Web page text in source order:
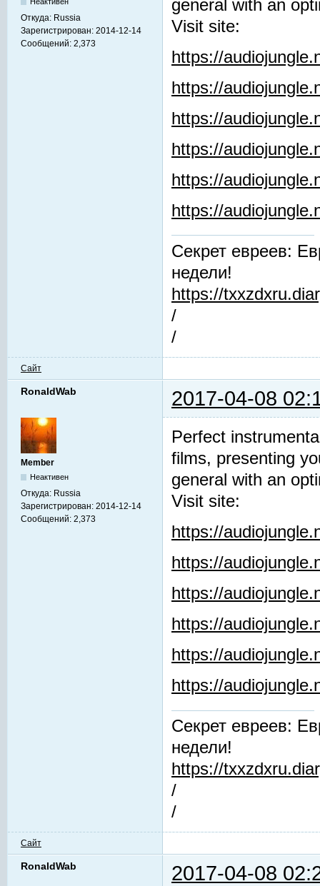
Откуда: Russia
Зарегистрирован: 2014-12-14
Сообщений: 2,373
general with an
Visit site:
https://
https://
https://
https://
https://
https://
Секрет евреев:
недели!
https://
/
/
Сайт
RonaldWab 2017-04-08
Member
Неактивен
Откуда: Russia
Зарегистрирован: 2014-12-14
Сообщений: 2,373
Perfect
films, presenting
general with an
Visit site:
https://
https://
https://
https://
https://
https://
Секрет евреев:
недели!
https://
/
/
Сайт
RonaldWab 2017-04-08